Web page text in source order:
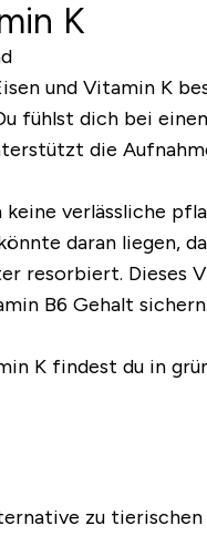
K
und Vitamin K
fühlst dich bei
die
verlässliche
daran liegen,
resorbiert. Dieses
B6 Gehalt
K findest du in
zu